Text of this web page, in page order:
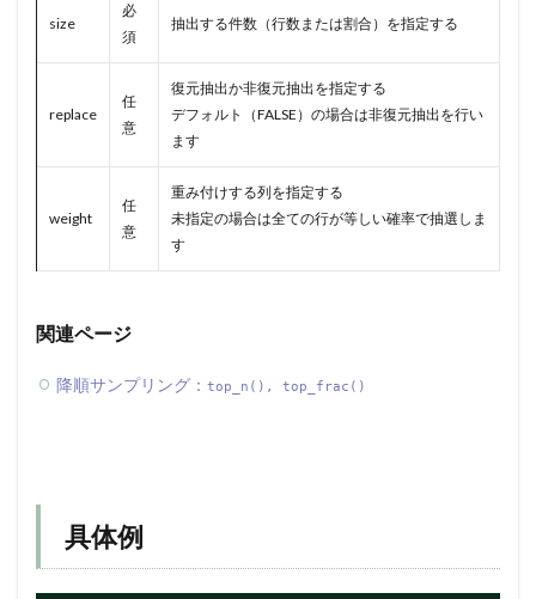
size
必
須
抽出する件数（行数または割合）を指定する
replace
任
意
復元抽出か非復元抽出を指定する
デフォルト（FALSE）の場合は非復元抽出を行い
ます
weight
任
意
重み付けする列を指定する
未指定の場合は全ての行が等しい確率で抽選しま
す
関連ページ
降順サンプリング： top_n(), top_frac()
具体例